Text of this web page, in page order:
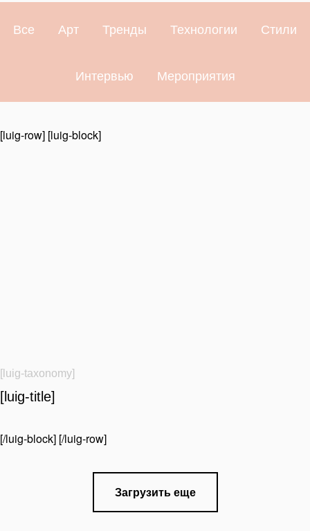
Все Арт Тренды Технологии Стили
Интервью Мероприятия
[luig-row] [luig-block]
[luig-taxonomy]
[luig-title]
[/luig-block] [/luig-row]
Загрузить еще